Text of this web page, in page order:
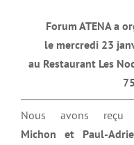
Forum ATENA a
le mercredi 23
au Restaurant Les
Nous avons
Michon et Paul-